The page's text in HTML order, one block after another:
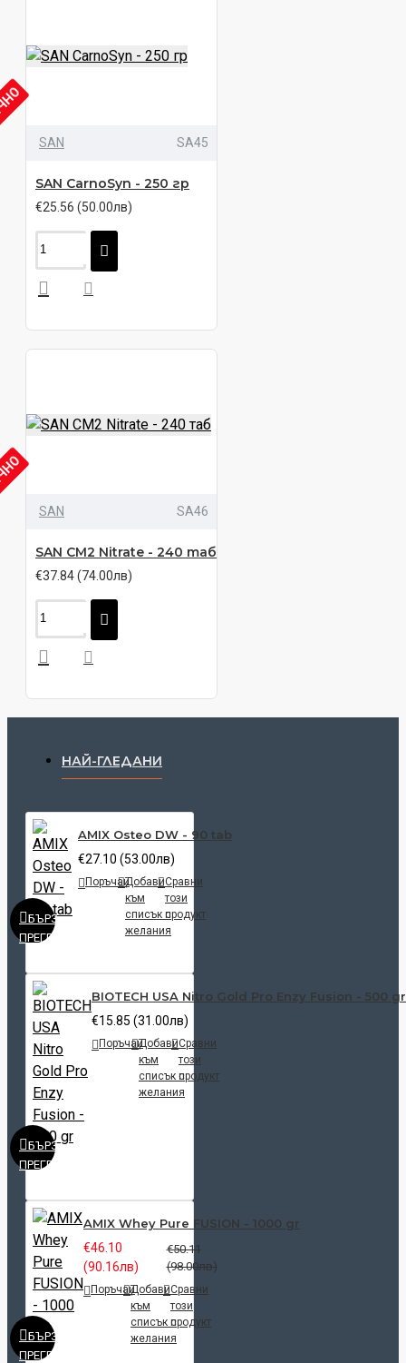
SAN SA45
SAN CarnoSyn - 250 гр
€25.56 (50.00лв)
SAN SA46
SAN CM2 Nitrate - 240 таб
€37.84 (74.00лв)
НАЙ-ГЛЕДАНИ
БЪРЗ
ПРЕГЛЕД
AMIX Osteo DW - 90 tab
€27.10 (53.00лв)
ПоръчайДобави
към
списък с
желания
Сравни
този
продукт
БЪРЗ
ПРЕГЛЕД
BIOTECH USA Nitro Gold Pro Enzy Fusion - 500 gr
€15.85 (31.00лв)
ПоръчайДобави
към
списък с
желания
Сравни
този
продукт
БЪРЗ
ПРЕГЛЕД
AMIX Whey Pure FUSION - 1000 gr
€46.10
(90.16лв)
€50.11
(98.00лв)
ПоръчайДобави
към
списък с
желания
Сравни
този
продукт